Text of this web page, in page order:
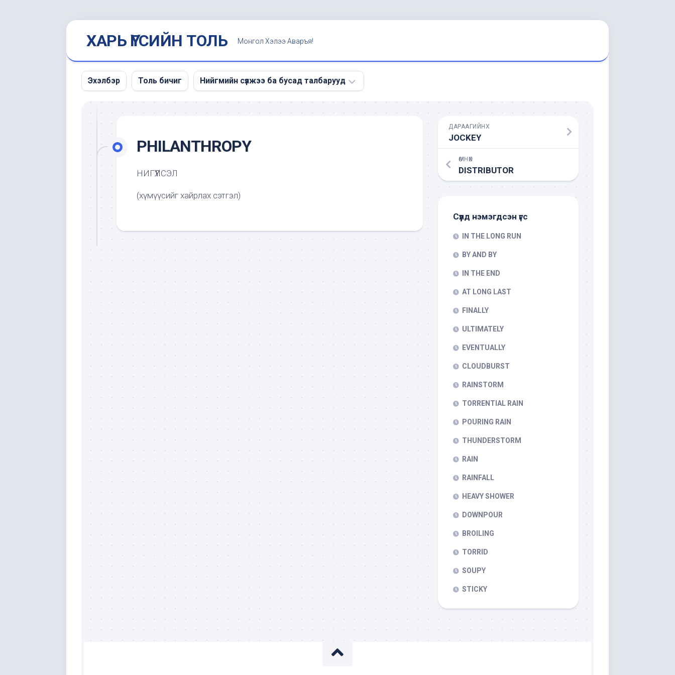
ХАРЬ ҮГСИЙН ТОЛЬ Монгол Хэлээ Аваръя!
Эхэлбэр Толь бичиг Нийгмийн сүлжээ ба бусад талбарууд
PHILANTHROPY
НИГҮҮЛСЭЛ
(хүмүүсийг хайрлах сэтгэл)
ДАРААГИЙНХ
JOCKEY
ӨМНӨХ
DISTRIBUTOR
Сүүлд нэмэгдсэн үгс
IN THE LONG RUN
BY AND BY
IN THE END
AT LONG LAST
FINALLY
ULTIMATELY
EVENTUALLY
CLOUDBURST
RAINSTORM
TORRENTIAL RAIN
POURING RAIN
THUNDERSTORM
RAIN
RAINFALL
HEAVY SHOWER
DOWNPOUR
BROILING
TORRID
SOUPY
STICKY